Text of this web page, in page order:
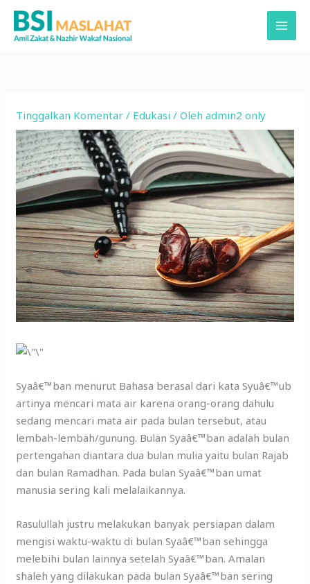
Lewati
konten
Tinggalkan Komentar / Edukasi / Olehadmin2 only
Syaâ€™ban menurut Bahasa berasal dari kata Syuâ€™ub
artinya mencari mata air karena orang-orang dahulu
sedang mencari mata air pada bulan tersebut, atau
lembah-lembah/gunung. Bulan Syaâ€™ban adalah bulan
pertengahan diantara dua bulan mulia yaitu bulan Rajab
dan bulan Ramadhan. Pada bulan Syaâ€™ban umat
manusia sering kali melalaikannya.
Rasulullah justru melakukan banyak persiapan dalam
mengisi waktu-waktu di bulan Syaâ€™ban sehingga
melebihi bulan lainnya setelah Syaâ€™ban. Amalan
shaleh yang dilakukan pada bulan Syaâ€™ban sering